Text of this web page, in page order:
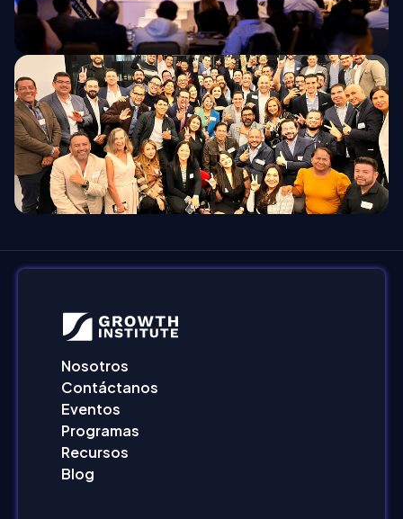
Nosotros
Contáctanos
Eventos
Programas
Recursos
Blog